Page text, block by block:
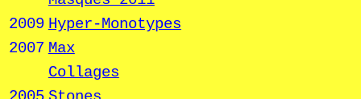
2009 Hyper-Monotypes
2007 Max
Collages